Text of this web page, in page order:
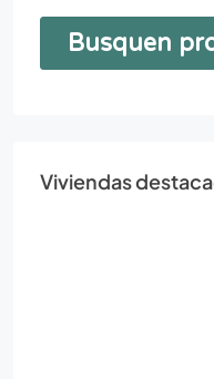
Viviendas